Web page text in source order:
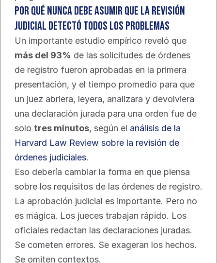
Por qué nunca debe asumir que la revisión
judicial detectó todos los problemas
más del 93% de las solicitudes de órdenes
de registro fueron aprobadas en la primera
presentación, y el tiempo promedio para que
un juez abriera, leyera, analizara y devolviera
una declaración jurada para una orden fue de
solo tres minutos, según el análisis de la
Harvard Law Review sobre la revisión de
órdenes judiciales.
Eso debería cambiar la forma en que piensa
sobre los requisitos de las órdenes de registro.
La aprobación judicial es importante. Pero no
es mágica. Los jueces trabajan rápido. Los
oficiales redactan las declaraciones juradas.
Se cometen errores. Se exageran los hechos.
Se omiten contextos.